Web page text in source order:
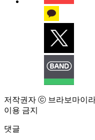
저작권자 ⓒ 브라보마이
이용 금지
댓글